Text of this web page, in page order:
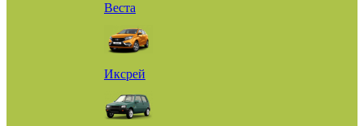
Веста
Иксрей